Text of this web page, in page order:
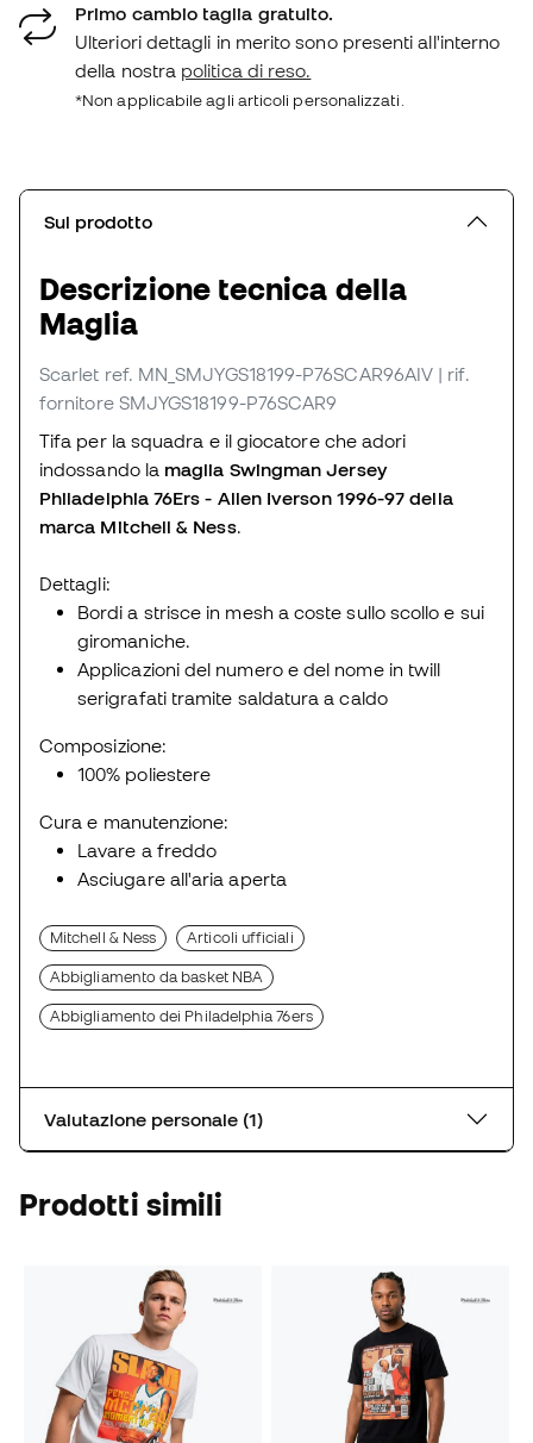
Primo cambio taglia gratuito.
Ulteriori dettagli in merito sono presenti all'interno
della nostra politica di reso.
*Non applicabile agli articoli personalizzati.
Sul prodotto
Descrizione tecnica della
Maglia
Scarlet ref. MN_SMJYGS18199-P76SCAR96AIV | rif.
fornitore SMJYGS18199-P76SCAR9
Tifa per la squadra e il giocatore che adori
indossando la maglia Swingman Jersey
Philadelphia 76Ers - Allen Iverson 1996-97 della
marca Mitchell & Ness.
Dettagli:
Bordi a strisce in mesh a coste sullo scollo e sui
giromaniche.
Applicazioni del numero e del nome in twill
serigrafati tramite saldatura a caldo
Composizione:
100% poliestere
Cura e manutenzione:
Lavare a freddo
Asciugare all'aria aperta
Mitchell & Ness Articoli ufficiali
Abbigliamento da basket NBA
Abbigliamento dei Philadelphia 76ers
Valutazione personale (1)
Prodotti simili